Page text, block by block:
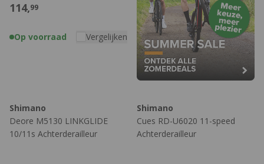
114,99
Op voorraad Vergelijken
Shimano
Deore M5130 LINKGLIDE
10/11s Achterderailleur
Shimano
Cues RD-U6020 11-speed
Achterderailleur